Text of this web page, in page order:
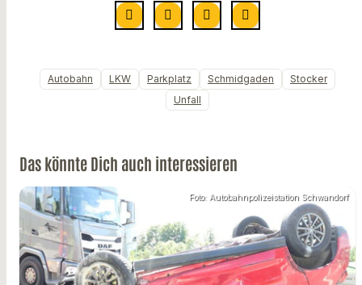
Autobahn LKW Parkplatz Schmidgaden
Stocker
Unfall
Das könnte Dich auch interessieren
Foto: Autobahnpolizeistation Schwandorf